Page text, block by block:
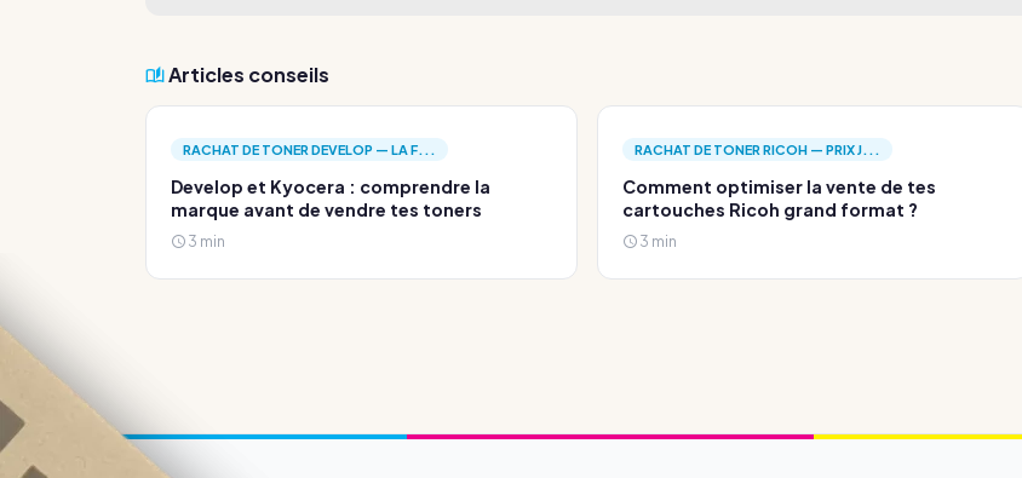
Articles conseils
RACHAT DE TONER DEVELOP — LA F...
Develop et Kyocera : comprendre la
marque avant de vendre tes toners
3 min
RACHAT DE TONER RICOH — PRIX J...
Comment optimiser la vente de tes
cartouches Ricoh grand format ?
3 min